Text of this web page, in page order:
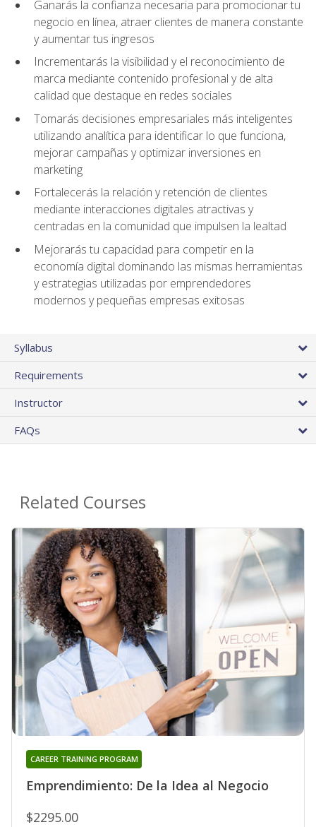
Ganarás la confianza necesaria para promocionar tu
negocio en línea, atraer clientes de manera constante
y aumentar tus ingresos
Incrementarás la visibilidad y el reconocimiento de
marca mediante contenido profesional y de alta
calidad que destaque en redes sociales
Tomarás decisiones empresariales más inteligentes
utilizando analítica para identificar lo que funciona,
mejorar campañas y optimizar inversiones en
marketing
Fortalecerás la relación y retención de clientes
mediante interacciones digitales atractivas y
centradas en la comunidad que impulsen la lealtad
Mejorarás tu capacidad para competir en la
economía digital dominando las mismas herramientas
y estrategias utilizadas por emprendedores
modernos y pequeñas empresas exitosas
Syllabus
Requirements
Instructor
FAQs
Related Courses
Emprendimiento: De la Idea al Negocio
CAREER TRAINING PROGRAM
$2295.00